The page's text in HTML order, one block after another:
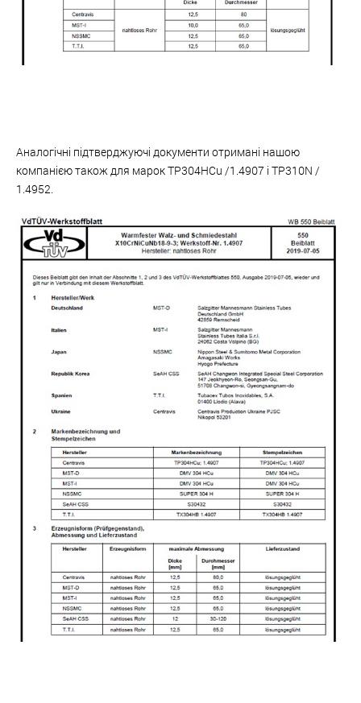
Аналогічні підтверджуючі документи отримані нашою
компанією також для марок TP304HCu /1.4907 і TP310N /
1.4952.